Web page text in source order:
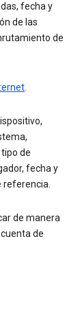
fecha y
de las
de
.
de
fecha y
referencia.
de manera
de